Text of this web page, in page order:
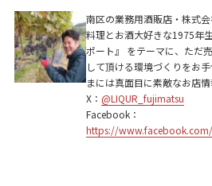
ンチマンJr.
京都市下京区室町通綾小路下
南区の業務用酒販店・株式
料理とお酒大好きな1975年
ポート』 をテーマに、ただ
して頂ける環境づくりをお
まには真面目に素敵なお店情
X： @LIQUR_fujimatsu
Facebook：
https://